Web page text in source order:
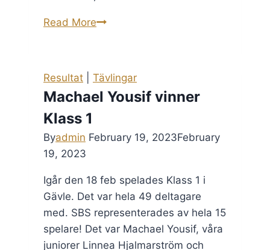
Read MoreLagspelet!
Resultat Tävlingar
Machael Yousif vinner
Klass 1
Byadmin February 19, 2023February
19, 2023
Igår den 18 feb spelades Klass 1 i
Gävle. Det var hela 49 deltagare
med. SBS representerades av hela 15
spelare! Det var Machael Yousif, våra
juniorer Linnea Hjalmarström och